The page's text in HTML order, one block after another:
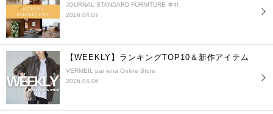
JOURNAL STANDARD FURNITURE 本社
2026.04.07
【WEEKLY】ランキングTOP10＆新作アイテム
VERMEIL par iena Online Store
2026.04.06